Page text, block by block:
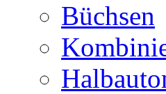
Büchsen